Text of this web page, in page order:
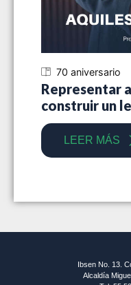
70 aniversario
Representar
construir un
LEER MÁS
Ibsen No. 13.
Alcaldía